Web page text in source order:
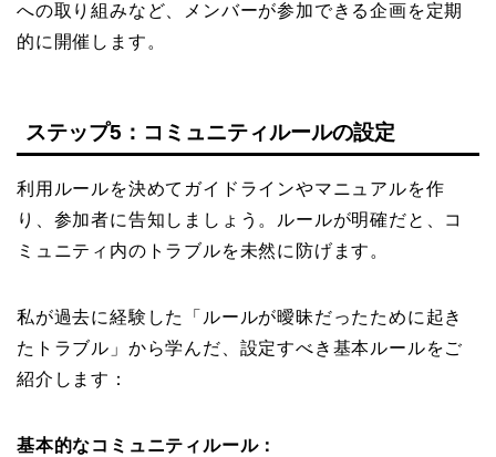
への取り組みなど、メンバーが参加できる企画を定期
的に開催します。
ステップ5：コミュニティルールの設定
利用ルールを決めてガイドラインやマニュアルを作
り、参加者に告知しましょう。ルールが明確だと、コ
ミュニティ内のトラブルを未然に防げます。
私が過去に経験した「ルールが曖昧だったために起き
たトラブル」から学んだ、設定すべき基本ルールをご
紹介します：
基本的なコミュニティルール：